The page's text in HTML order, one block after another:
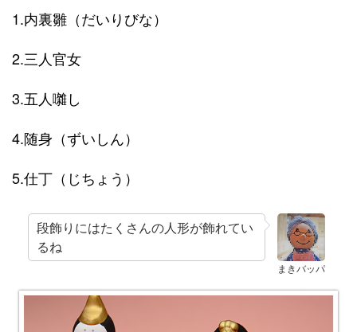
1.内裏雛（だいりびな）
2.三人官女
3.五人囃し
4.随身（ずいしん）
5.仕丁（じちょう）
まきバッパ
段飾りにはたくさんの人形が飾れてい
るね